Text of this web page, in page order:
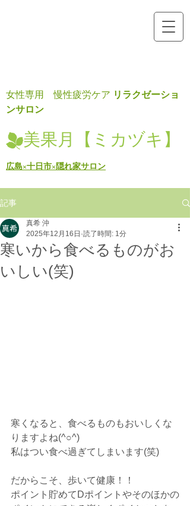
女性専用 慢性疲労ケア リラクゼーショ
ンサロン
美果月【ミカヅキ】
広島×十日市×隠れ家サロン
記事
寒いから食べるものがお
いしい(笑)
真希 沖
2025年12月16日 読了時間: 1分
寒くなると、食べるものもおいしくな
りますよね(^○^)
私はつい食べ過ぎてしまいます(笑)
だからこそ、歩いて健康！！
ポイント貯めてDポイントやそのほかの